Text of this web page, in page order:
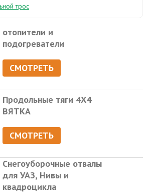
трос
отопители и
подогреватели
СМОТРЕТЬ
Продольные тяги 4Х4
ВЯТКА
СМОТРЕТЬ
Снегоуборочные отвалы
для УАЗ, Нивы и
квадроцикла